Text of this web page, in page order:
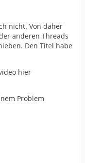
nicht. Von daher
anderen Threads
Den Titel habe
hier
Problem